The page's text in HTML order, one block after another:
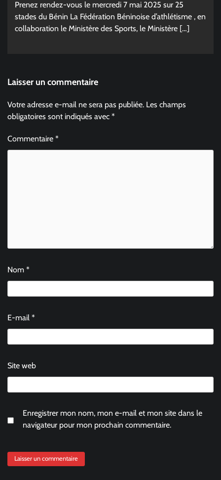
Prenez rendez-vous le mercredi 7 mai 2025 sur 25
stades du Bénin La Fédération Béninoise d’athlétisme , en
collaboration le Ministère des Sports, le Ministère […]
Laisser un commentaire
Votre adresse e-mail ne sera pas publiée. Les champs
obligatoires sont indiqués avec *
Commentaire *
Nom *
E-mail *
Site web
Enregistrer mon nom, mon e-mail et mon site dans le
navigateur pour mon prochain commentaire.